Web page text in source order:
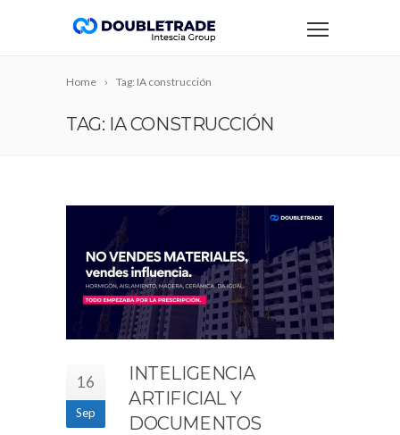
Home Tag: IA construcción
TAG: IA CONSTRUCCIÓN
16
Sep
INTELIGENCIA
ARTIFICIAL Y
DOCUMENTOS